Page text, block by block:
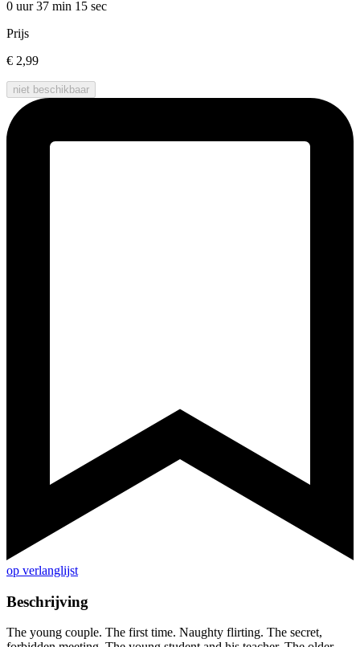
0 uur 37 min 15 sec
Prijs
€ 2,99
niet beschikbaar
op verlanglijst
Beschrijving
The young couple. The first time. Naughty flirting. The secret,